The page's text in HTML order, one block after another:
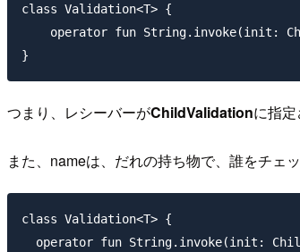
class Validation<T> {
operator fun String.invoke(init:
つまり、レシーバーがChildValidationに指
また、nameは、だれの持ち物で、誰をチェ
class Validation<T> {
operator fun String.invoke(init: